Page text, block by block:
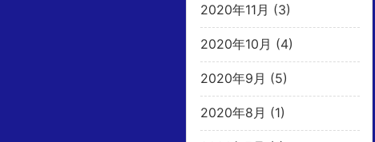
2020年11月 (3)
2020年10月 (4)
2020年9月 (5)
2020年8月 (1)